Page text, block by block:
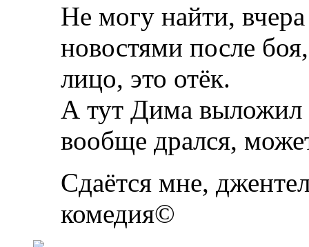
Не могу найти,
новостями после
лицо, это отёк.
А тут Дима выложил
вообще дрался,
Сдаётся мне,
комедия©